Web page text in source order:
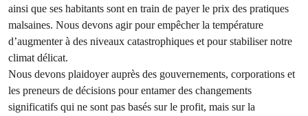
ainsi que ses habitants sont en train de payer le prix des pratiques
malsaines. Nous devons agir pour empêcher la température
d’augmenter à des niveaux catastrophiques et pour stabiliser notre
climat délicat.
Nous devons plaidoyer auprès des gouvernements, corporations et
les preneurs de décisions pour entamer des changements
significatifs qui ne sont pas basés sur le profit, mais sur la